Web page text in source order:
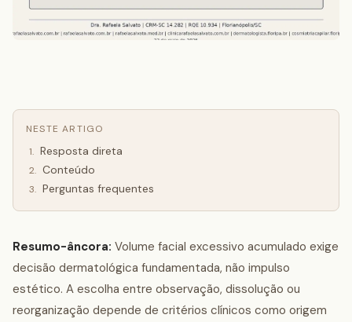
NESTE ARTIGO
1. Resposta direta
2. Conteúdo
3. Perguntas frequentes
Resumo-âncora: Volume facial excessivo acumulado exige
decisão dermatológica fundamentada, não impulso
estético. A escolha entre observação, dissolução ou
reorganização depende de critérios clínicos como origem